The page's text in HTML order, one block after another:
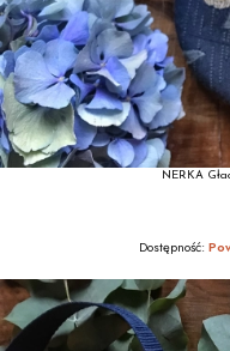
NERKA
Dostępność: